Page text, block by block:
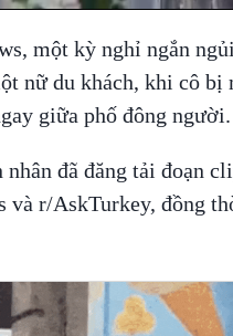
một kỳ nghỉ ngắn
nữ du khách, khi cô
giữa phố đông người.
nhân đã đăng tải đoạn
và r/AskTurkey, đồng